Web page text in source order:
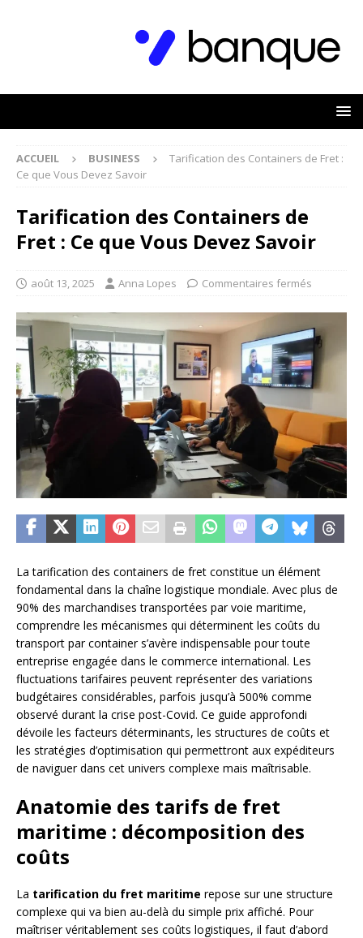
ACCUEIL BUSINESS
Tarification des Containers de Fret :
Ce que Vous Devez Savoir
Tarification des Containers de
Fret : Ce que Vous Devez Savoir
août 13, 2025 Anna Lopes Commentaires fermés
La tarification des containers de fret constitue un élément
fondamental dans la chaîne logistique mondiale. Avec plus de
90% des marchandises transportées par voie maritime,
comprendre les mécanismes qui déterminent les coûts du
transport par container s’avère indispensable pour toute
entreprise engagée dans le commerce international. Les
fluctuations tarifaires peuvent représenter des variations
budgétaires considérables, parfois jusqu’à 500% comme
observé durant la crise post-Covid. Ce guide approfondi
dévoile les facteurs déterminants, les structures de coûts et
les stratégies d’optimisation qui permettront aux expéditeurs
de naviguer dans cet univers complexe mais maîtrisable.
Anatomie des tarifs de fret
maritime : décomposition des
coûts
La tarification du fret maritime repose sur une structure
complexe qui va bien au-delà du simple prix affiché. Pour
maîtriser véritablement ses coûts logistiques, il faut d’abord